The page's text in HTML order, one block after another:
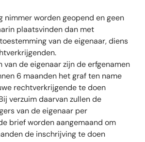
nimmer worden geopend en geen
plaatsvinden dan met
van de eigenaar, diens
van de eigenaar zijn de erfgenamen
6 maanden het graf ten name
rechtverkrijgende te doen
verzuim daarvan zullen de
van de eigenaar per
brief worden aangemaand om
de inschrijving te doen